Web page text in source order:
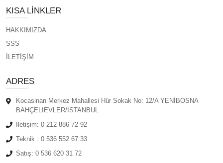
KISA LINKLER
HAKKIMIZDA
SSS
İLETİŞİM
ADRES
Kocasinan Merkez Mahallesi Hür Sokak No: 12/A YENİBOSNA
BAHÇELIEVLER/ISTANBUL
İletişim: 0 212 886 72 92
Teknik : 0 536 552 67 33
Satış: 0 536 620 31 72